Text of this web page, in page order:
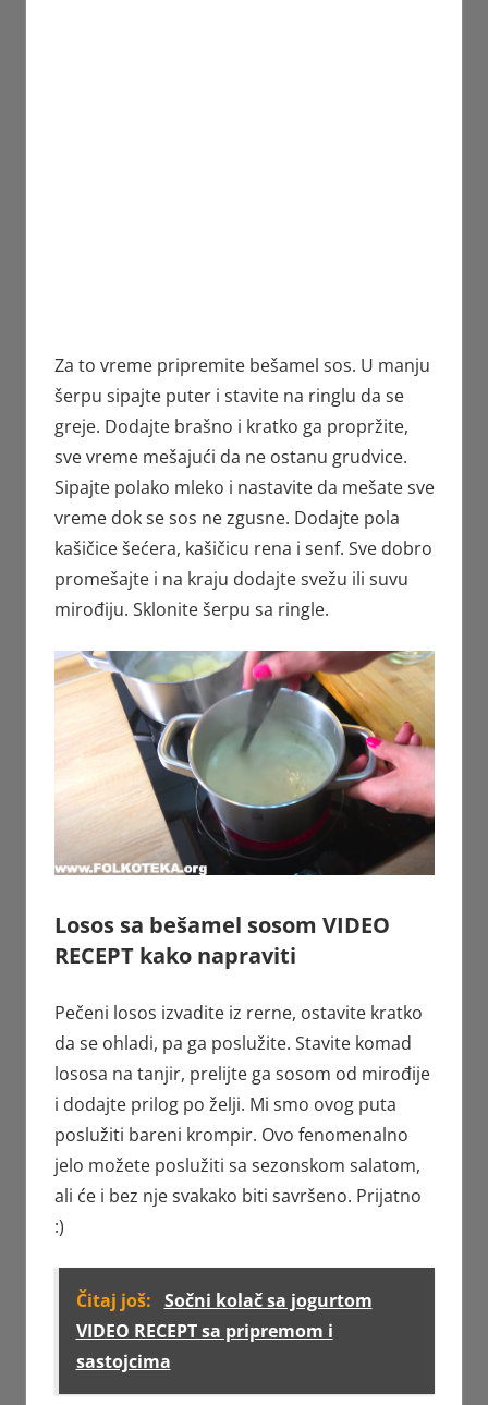
Za to vreme pripremite bešamel sos. U manju
šerpu sipajte puter i stavite na ringlu da se
greje. Dodajte brašno i kratko ga propržite,
sve vreme mešajući da ne ostanu grudvice.
Sipajte polako mleko i nastavite da mešate sve
vreme dok se sos ne zgusne. Dodajte pola
kašičice šećera, kašičicu rena i senf. Sve dobro
promešajte i na kraju dodajte svežu ili suvu
mirođiju. Sklonite šerpu sa ringle.
Losos sa bešamel sosom VIDEO
RECEPT kako napraviti
Pečeni losos izvadite iz rerne, ostavite kratko
da se ohladi, pa ga poslužite. Stavite komad
lososa na tanjir, prelijte ga sosom od mirođije
i dodajte prilog po želji. Mi smo ovog puta
poslužiti bareni krompir. Ovo fenomenalno
jelo možete poslužiti sa sezonskom salatom,
ali će i bez nje svakako biti savršeno. Prijatno
:)
Čitaj još: Sočni kolač sa jogurtom
VIDEO RECEPT sa pripremom i
sastojcima